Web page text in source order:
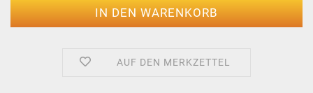
AUF DEN MERKZETTEL